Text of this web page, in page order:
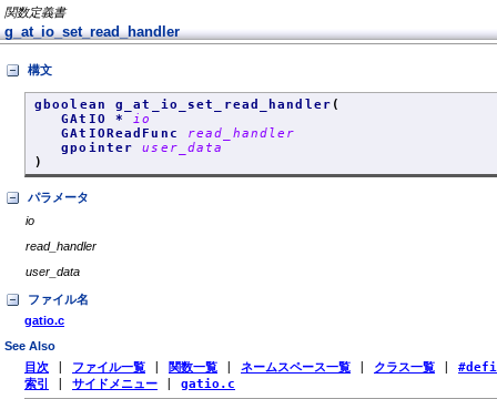
関数定義書
g_at_io_set_read_handler
構文
gboolean g_at_io_set_read_handler (
GAtIO *io
GAtIOReadFunc read_handler
gpointeruser_data
)
パラメータ
io
read_handler
user_data
ファイル名
gatio.c
See Also
目次 ファイル一覧 関数一覧 ネームスペース一覧 クラス一覧
索引
サイドメニュー gatio.c